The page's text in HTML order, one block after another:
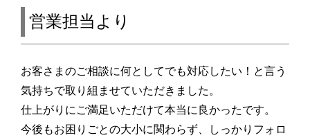
営業担当より
お客さまのご相談に何としてでも対応したい！と言う
気持ちで取り組ませていただきました。
仕上がりにご満足いただけて本当に良かったです。
今後もお困りごとの大小に関わらず、しっかりフォロ